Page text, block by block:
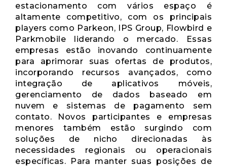
estacionamento com vários espaço é
altamente competitivo, com os principais
players como Parkeon, IPS Group, Flowbird e
Parkmobile liderando o mercado. Essas
empresas estão inovando continuamente
para aprimorar suas ofertas de produtos,
incorporando recursos avançados, como
integração de aplicativos móveis,
gerenciamento de dados baseado em
nuvem e sistemas de pagamento sem
contato. Novos participantes e empresas
menores também estão surgindo com
soluções de nicho direcionadas às
necessidades regionais ou operacionais
específicas. Para manter suas posições de